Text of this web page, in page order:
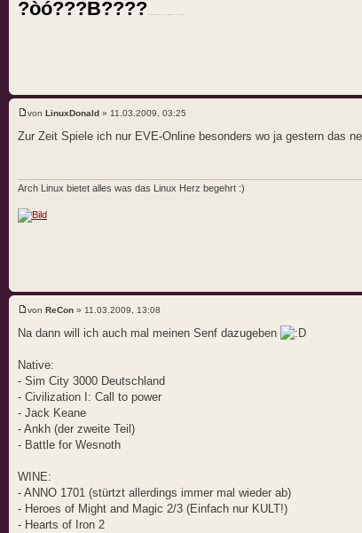
?òó???B????
von LinuxDonald » 11.03.2009, 03:25
Zur Zeit Spiele ich nur EVE-Online besonders wo ja gestern das
Arch Linux bietet alles was das Linux Herz begehrt :)
von ReCon » 11.03.2009, 13:08
Na dann will ich auch mal meinen Senf dazugeben
Native:
- Sim City 3000 Deutschland
- Civilization I: Call to power
- Jack Keane
- Ankh (der zweite Teil)
- Battle for Wesnoth
WINE:
- ANNO 1701 (stürtzt allerdings immer mal wieder ab)
- Heroes of Might and Magic 2/3 (Einfach nur KULT!)
- Hearts of Iron 2